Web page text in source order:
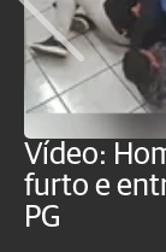
Vídeo:
furto e
PG